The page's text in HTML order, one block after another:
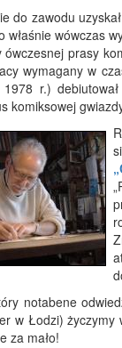
do zawodu
właśnie wówczas
ówczesnej prasy
wymagany w
r.)
komiksowej
notabene
w Łodzi)
za mało!